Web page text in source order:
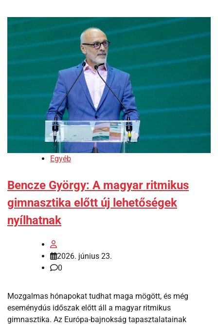
Egyéb
Bencze György: A magyar ritmikus
gimnasztika előtt új lehetőségek
nyílhatnak
2026. június 23.
0
Mozgalmas hónapokat tudhat maga mögött, és még
eseménydús időszak előtt áll a magyar ritmikus
gimnasztika. Az Európa-bajnokság tapasztalatainak